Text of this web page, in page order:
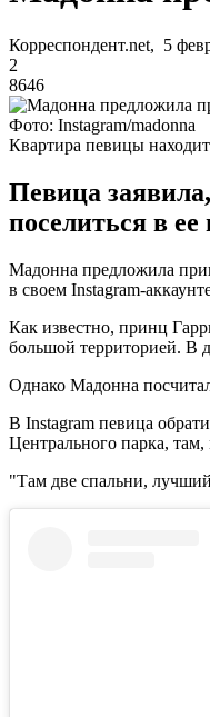
Корреспондент.net, 5
2
8646
Фото: Instagram/madonna
Квартира певицы
Певица
поселиться в
Мадонна предложила
в своем Instagram-
Как известно, принц
большой территорией. В
Однако Мадонна
В Instagram певица
Центрального парка,
"Там две спальни,